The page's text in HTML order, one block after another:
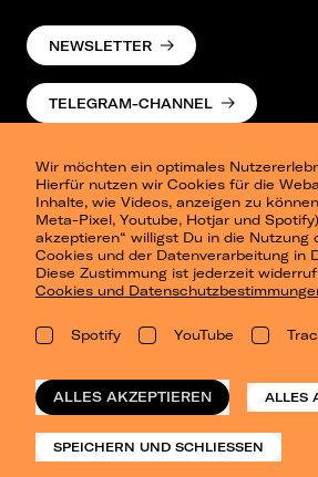
Wir möchten ein optimales
Hierfür nutzen wir Cookies für die
Inhalte, wie Videos, anzeigen zu
Meta-Pixel, Youtube, Hotjar und
akzeptieren“ willigst Du in die Nutzung
Cookies und der Datenverarbeitung in
Diese Zustimmung ist jederzeit
Cookies und
Spotify YouTube
ALLES AKZEPTIEREN ALLES
SPEICHERN UND SCHLIESSEN
NEWSLETTER
TELEGRAM-CHANNEL
Presse
Berlin
Dresden
Leipzig
Konzertsommer Petersberg
Vergangene Shows
o_team
Datenschutz
Impressum